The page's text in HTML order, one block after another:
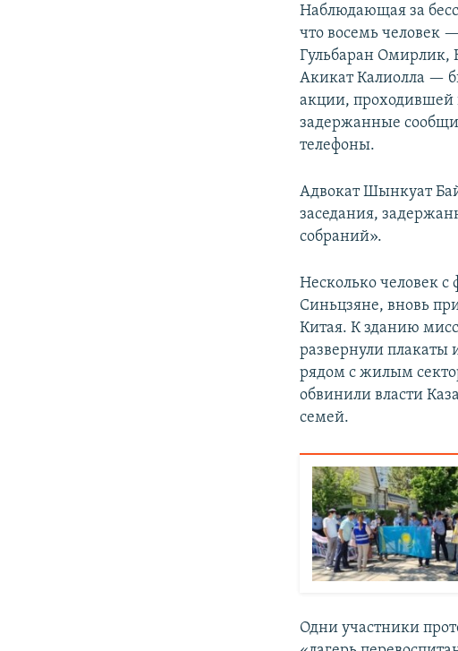
Наблюдающая за
что восемь человек
Гульбаран Омирлик,
Акикат Калиолла —
акции, проходившей
задержанные
телефоны.
Адвокат Шынкуат
заседания,
собраний».
Несколько человек
Синьцзяне, вновь
Китая. К зданию
развернули плакаты
рядом с жилым
обвинили власти
семей.
Одни участники